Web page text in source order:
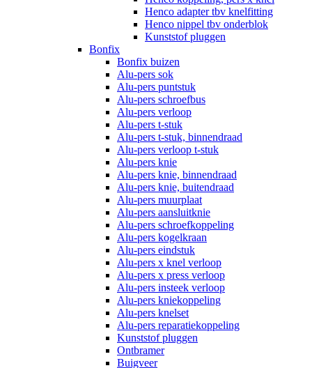
Henco adapter tbv knelfitting
Henco nippel tbv onderblok
Kunststof pluggen
Bonfix
Bonfix buizen
Alu-pers sok
Alu-pers puntstuk
Alu-pers schroefbus
Alu-pers verloop
Alu-pers t-stuk
Alu-pers t-stuk, binnendraad
Alu-pers verloop t-stuk
Alu-pers knie
Alu-pers knie, binnendraad
Alu-pers knie, buitendraad
Alu-pers muurplaat
Alu-pers aansluitknie
Alu-pers schroefkoppeling
Alu-pers kogelkraan
Alu-pers eindstuk
Alu-pers x knel verloop
Alu-pers x press verloop
Alu-pers insteek verloop
Alu-pers kniekoppeling
Alu-pers knelset
Alu-pers reparatiekoppeling
Kunststof pluggen
Ontbramer
Buigveer